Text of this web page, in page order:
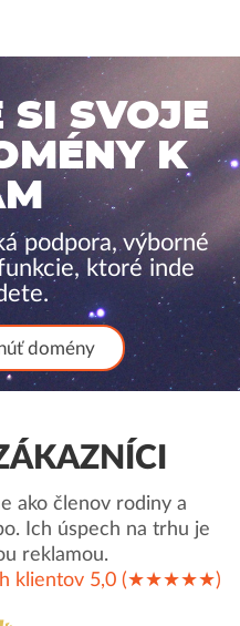
SI SVOJE
K
podpora, výborné
ktoré inde
domény
ako členov rodiny a
Ich úspech na trhu je
reklamou.
klientov 5,0 (★★★★★)